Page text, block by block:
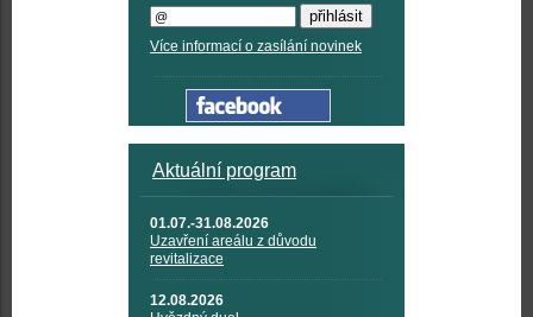
Více informací o zasílání novinek
Aktuální program
01.07.-31.08.2026
Uzavření areálu z důvodu
revitalizace
12.08.2026